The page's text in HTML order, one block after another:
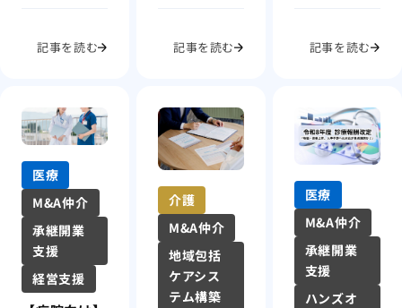
記事を読む 記事を読む 記事を読む
医療
M&A仲介
承継開業
支援
経営支援
介護
M&A仲介
地域包括
ケアシス
テム構築
医療
M&A仲介
承継開業
支援
ハンズオ